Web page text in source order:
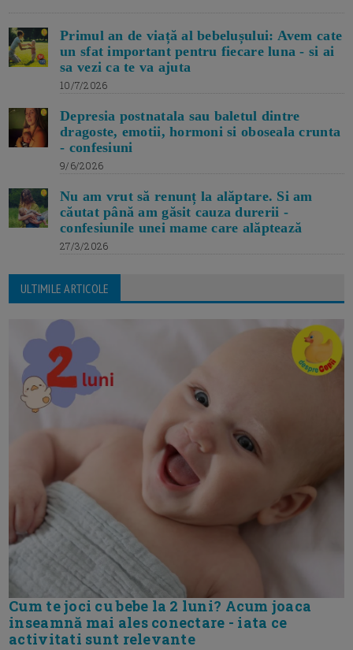
Primul an de viață al bebelușului: Avem cate
un sfat important pentru fiecare luna - si ai
sa vezi ca te va ajuta
10/7/2026
Depresia postnatala sau baletul dintre
dragoste, emotii, hormoni si oboseala crunta
- confesiuni
9/6/2026
Nu am vrut să renunț la alăptare. Si am
căutat până am găsit cauza durerii -
confesiunile unei mame care alăptează
27/3/2026
ULTIMILE ARTICOLE
Cum te joci cu bebe la 2 luni? Acum joaca
inseamnă mai ales conectare - iata ce
activitati sunt relevante